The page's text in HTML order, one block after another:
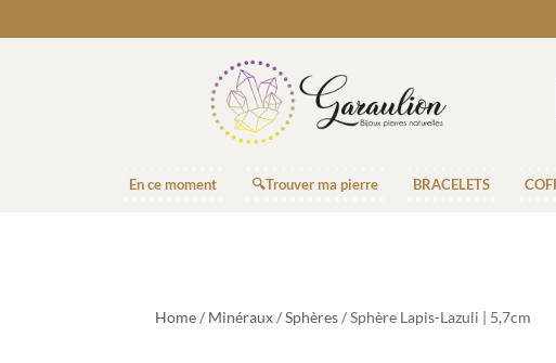
En ce moment 🔍Trouver ma pierre BRACELETS
Home/ Minéraux/Sphères/ Sphère Lapis-Lazuli | 5,7cm